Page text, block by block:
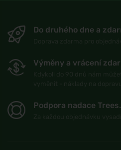
Do druhého dne a
Výměny a vrácení
Podpora nadace